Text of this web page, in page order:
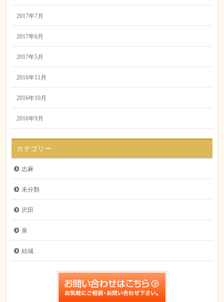
2017年7月
2017年6月
2017年5月
2016年11月
2016年10月
2016年9月
カテゴリー
志麻
未分類
沢田
泉
結城